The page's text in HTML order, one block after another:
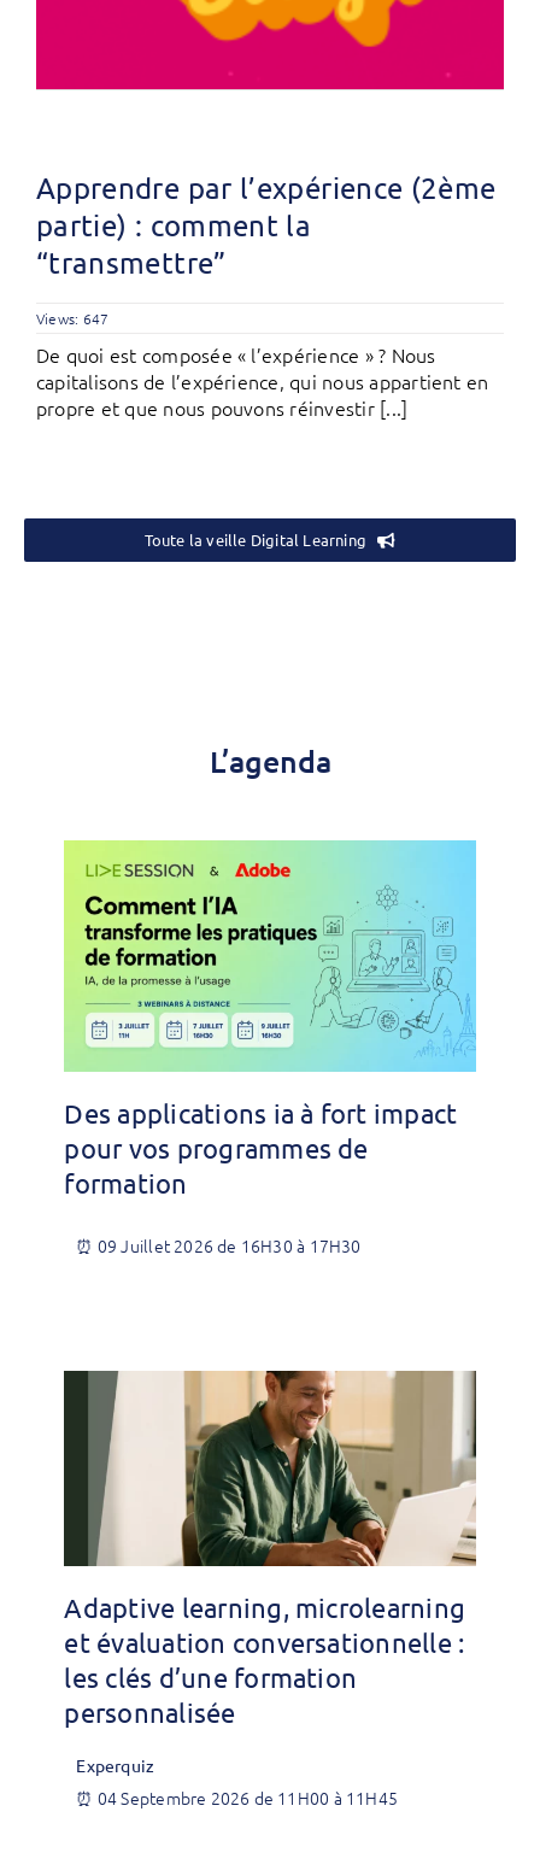
Apprendre par l’expérience (2ème
partie) : comment la
“transmettre”
Views: 647
De quoi est composée « l’expérience » ? Nous
capitalisons de l’expérience, qui nous appartient en
propre et que nous pouvons réinvestir [...]
Toute la veille Digital Learning
L’agenda
Des applications ia à fort impact
pour vos programmes de
formation
⏰ 09 Juillet 2026 de 16H30 à 17H30
Adaptive learning, microlearning
et évaluation conversationnelle :
les clés d’une formation
personnalisée
Experquiz
⏰ 04 Septembre 2026 de 11H00 à 11H45